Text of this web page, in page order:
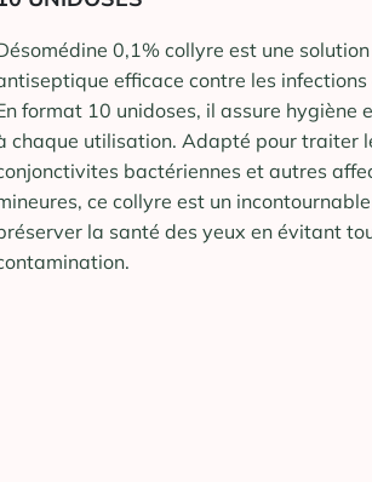
0,1% collyre est une solution
efficace contre les infections
format 10 unidoses, il assure hygiène
chaque utilisation. Adapté pour traiter
bactériennes et autres
ce collyre est un
la santé des yeux en évitant